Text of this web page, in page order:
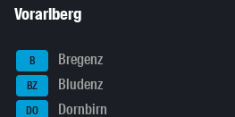
Vorarlberg
B Bregenz
BZ Bludenz
DO Dornbirn